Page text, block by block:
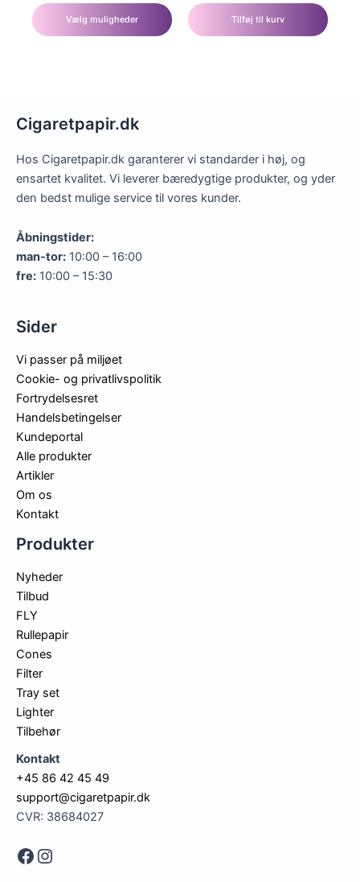
Vælg muligheder
har
vælges
varesiden
Tilføj til kurv
Cigaretpapir.dk
Hos Cigaretpapir.dk garanterer vi standarder i høj, og
ensartet kvalitet. Vi leverer bæredygtige produkter, og yder
den bedst mulige service til vores kunder.
Åbningstider:
man-tor: 10:00 – 16:00
fre: 10:00 – 15:30
Sider
Vi passer på miljøet
Cookie- og privatlivspolitik
Fortrydelsesret
Handelsbetingelser
Kundeportal
Alle produkter
Artikler
Om os
Kontakt
Produkter
Nyheder
Tilbud
FLY
Rullepapir
Cones
Filter
Tray set
Lighter
Tilbehør
Kontakt
+45 86 42 45 49
support@cigaretpapir.dk
CVR: 38684027
FaceInstagram